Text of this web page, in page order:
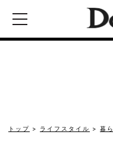
トップ ライフスタイル 暮